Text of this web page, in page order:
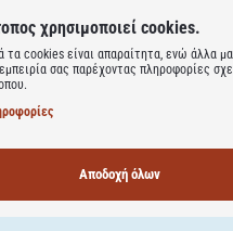
24.00€
με
| 100g
Sostar |
| 50ml
χρησιμοποιεί cookies.
τα cookies είναι απαραίτητα, ενώ άλλα
σας παρέχοντας πληροφορίες
Αποδοχή όλων